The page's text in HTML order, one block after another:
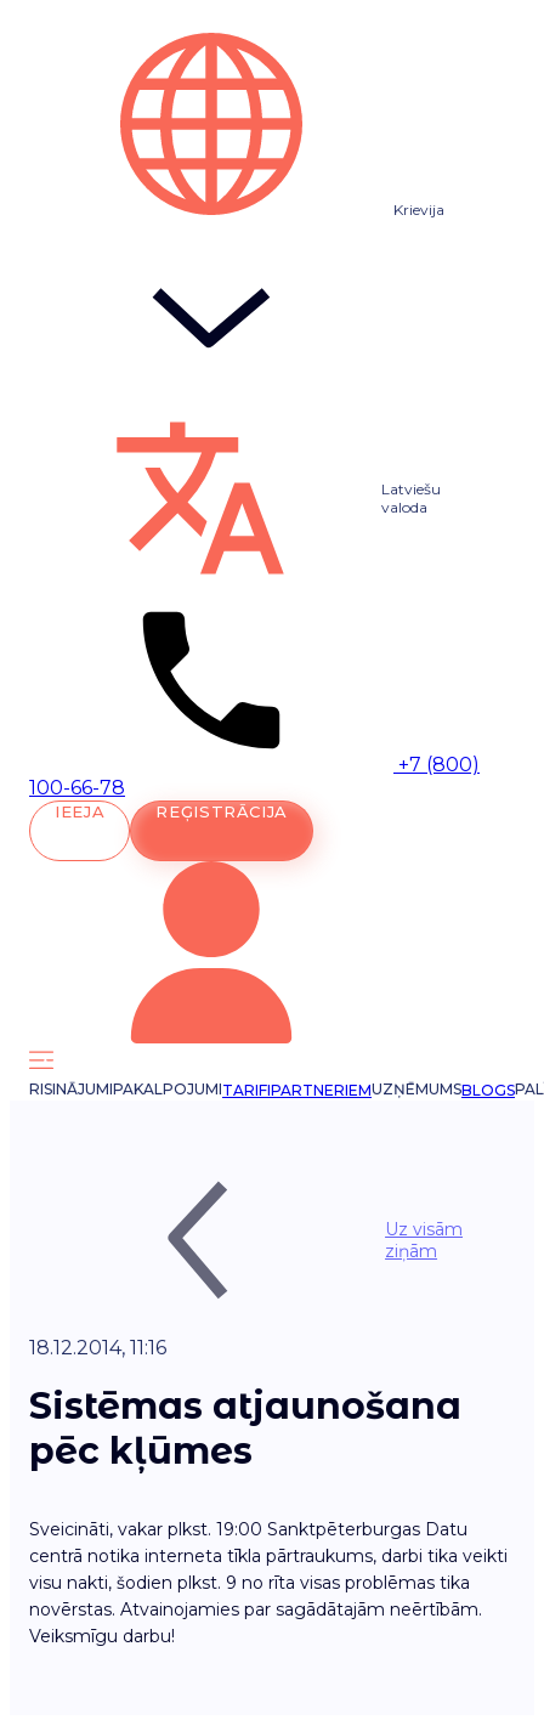
Krievija
Latviešu
valoda
+7 (800)
100-66-78
IEEJA REĢISTRĀCIJA
RISINĀJUMIPAKALPOJUMITARIFIPARTNERIEMUZŅĒMUMSBLOGS
Uz visām
ziņām
18.12.2014, 11:16
Sistēmas atjaunošana
pēc kļūmes
Sveicināti, vakar plkst. 19:00 Sanktpēterburgas Datu
centrā notika interneta tīkla pārtraukums, darbi tika veikti
visu nakti, šodien plkst. 9 no rīta visas problēmas tika
novērstas. Atvainojamies par sagādātajām neērtībām.
Veiksmīgu darbu!